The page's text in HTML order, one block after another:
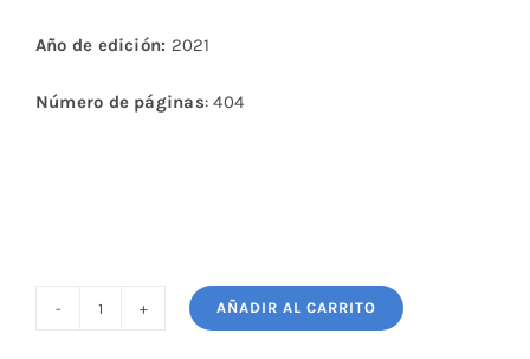
Año de edición: 2021
Número de páginas: 404
AÑADIR AL CARRITO